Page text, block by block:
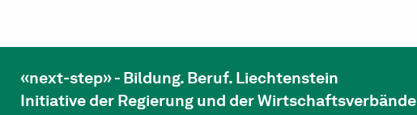
«next-step» - Bildung. Beruf. Liechtenstein
Initiative der Regierung und der Wirtschaftsverbände